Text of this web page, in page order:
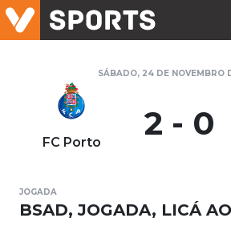
SÁBADO, 24 DE NOVEMBRO
FC Porto 2 - 0
JOGADA
BSAD, JOGADA, LICÁ